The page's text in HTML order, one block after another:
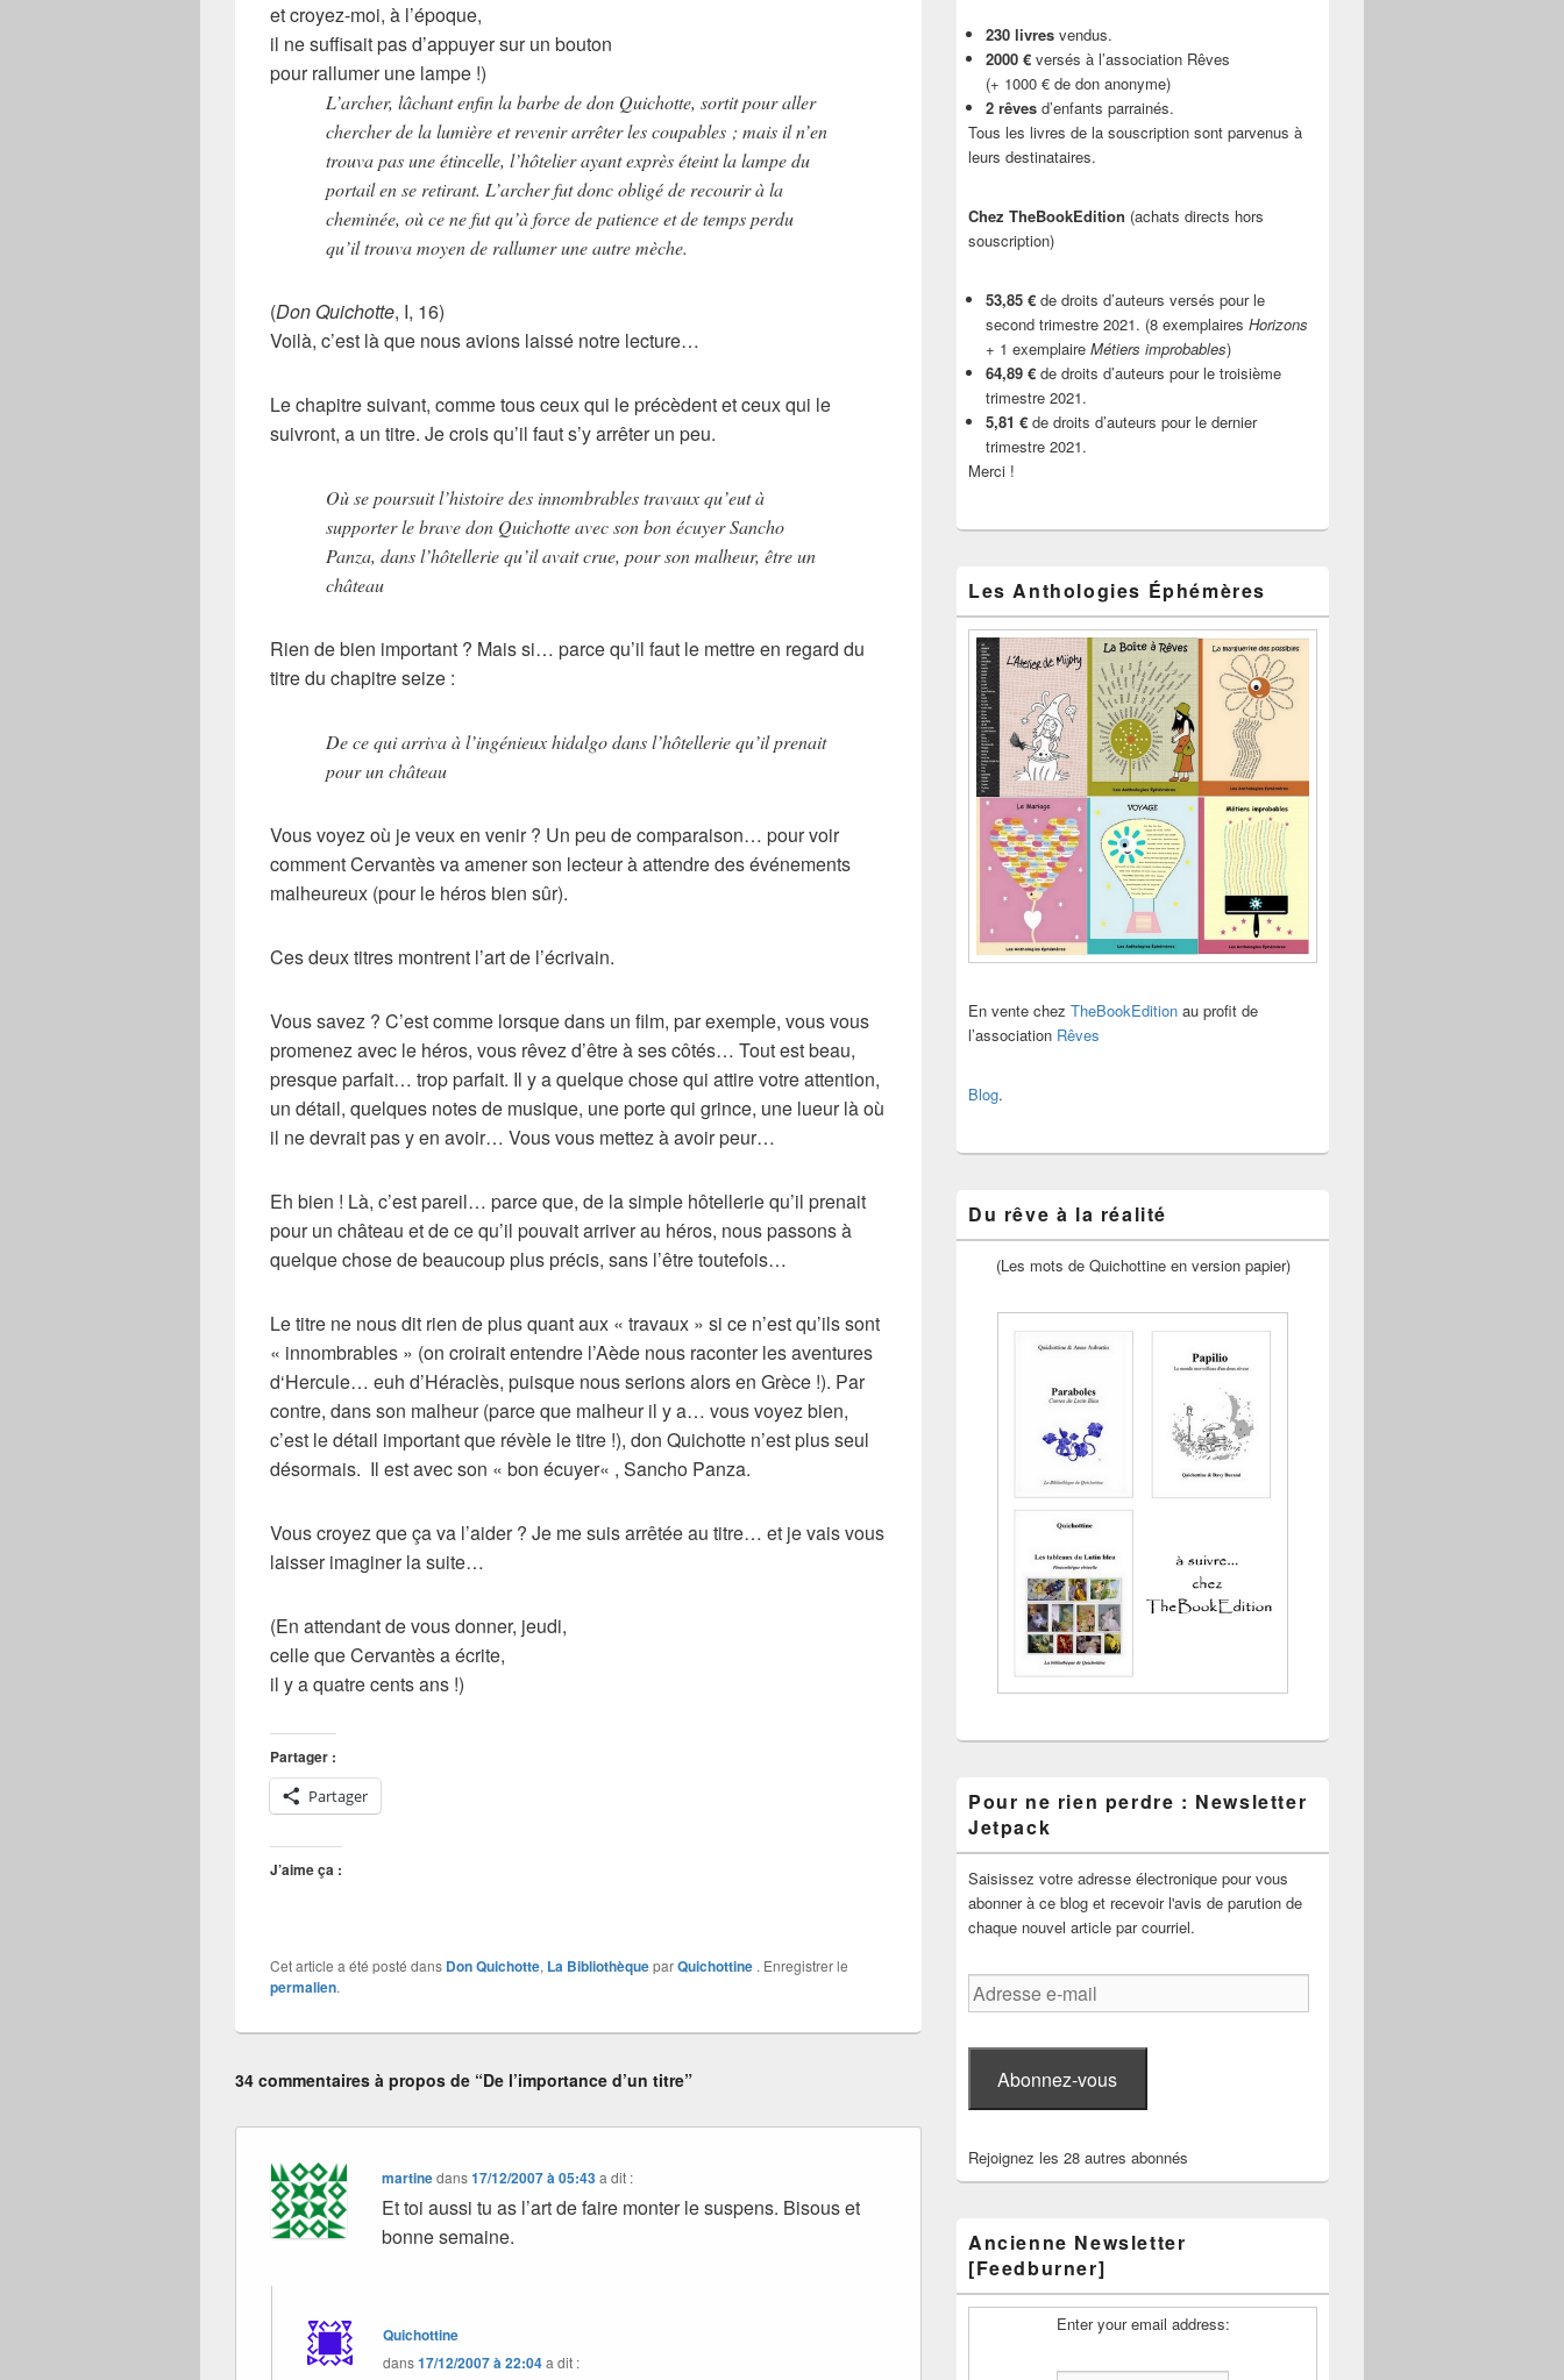
et croyez-moi, à l’époque,
il ne suffisait pas d’appuyer sur un bouton
pour rallumer une lampe !)
L’archer, lâchant enfin la barbe de don Quichotte, sortit pour aller
chercher de la lumière et revenir arrêter les coupables ; mais il n’en
trouva pas une étincelle, l’hôtelier ayant exprès éteint la lampe du
portail en se retirant. L’archer fut donc obligé de recourir à la
cheminée, où ce ne fut qu’à force de patience et de temps perdu
qu’il trouva moyen de rallumer une autre mèche.
(Don Quichotte, I, 16)
Voilà, c’est là que nous avions laissé notre lecture…
Le chapitre suivant, comme tous ceux qui le précèdent et ceux qui le
suivront, a un titre. Je crois qu’il faut s’y arrêter un peu.
Où se poursuit l’histoire des innombrables travaux qu’eut à
supporter le brave don Quichotte avec son bon écuyer Sancho
Panza, dans l’hôtellerie qu’il avait crue, pour son malheur, être un
château
Rien de bien important ? Mais si… parce qu’il faut le mettre en regard du
titredu chapitre seize :
De ce qui arriva à l’ingénieux hidalgo dans l’hôtellerie qu’il prenait
pour un château
Vous voyez où je veux en venir ? Un peu decomparaison… pour voir
commentCervantèsva amener son lecteur à attendre des événements
malheureux (pour le héros bien sûr).
Ces deuxtitres montrent l’artde l’écrivain.
Vous savez ? C’est comme lorsque dans un film, par exemple, vous vous
promenez avec le héros, vous rêvez d’être à ses côtés… Tout est beau,
presque parfait… tropparfait. Il y a quelque chose qui attire votre attention,
un détail, quelques notes de musique, une porte qui grince, une lueur là où
il ne devrait pas y en avoir… Vous vous mettez à avoirpeur…
Eh bien ! Là, c’est pareil… parce que, de la simple hôtelleriequ’il prenait
pour un château et de ce qu’il pouvait arriver au héros, nous passons à
quelque chose de beaucoup plus précis, sans l’être toutefois…
Le titre ne nous dit rien de plus quant aux « travaux » si ce n’est qu’ils sont
« innombrables » (on croirait entendre l’Aède nous raconter les aventures
d‘Hercule… euh d’Héraclès, puisque nous serions alors en Grèce !). Par
contre, dans son malheur(parce que malheur il y a… vous voyez bien,
c’est le détail important que révèle le titre !), don Quichotte n’est plus seul
désormais. Il est avec son « bon écuyer« , Sancho Panza.
Vous croyez que ça va l’aider ? Je me suis arrêtée au titre… et je vais vous
laisser imaginer la suite…
(En attendant de vous donner, jeudi,
celle queCervantèsa écrite,
il y a quatre cents ans !)
Partager :
Partager
J’aime ça :
Cet article a été posté dans Don Quichotte, La BibliothèqueparQuichottine . Enregistrer le
permalien.
34 commentaires à propos de “De l’importance d’un titre”
martinedans17/12/2007 à 05:43a dit :
Et toi aussi tu as l’art de faire monter le suspens. Bisous et
bonne semaine.
Quichottine
dans17/12/2007 à 22:04a dit :
230 livres vendus.
2000 € versés à l’association Rêves
(+ 1000 € de don anonyme)
2 rêves d’enfants parrainés.
Tous les livres de la souscription sont parvenus à
leurs destinataires.
Chez TheBookEdition (achats directs hors
souscription)
53,85 € de droits d’auteurs versés pour le
second trimestre 2021. (8 exemplaires Horizons
+ 1 exemplaire Métiers improbables)
64,89 € de droits d’auteurs pour le troisième
trimestre 2021.
5,81 € de droits d’auteurs pour le dernier
trimestre 2021.
Merci !
Les Anthologies Éphémères
En vente chez TheBookEdition au profit de
l’association Rêves
Blog.
Du rêve à la réalité
(Les mots de Quichottine en version papier)
Pour ne rien perdre : Newsletter
Jetpack
Saisissez votre adresse électronique pour vous
abonner à ce blog et recevoir l'avis de parution de
chaque nouvel article par courriel.
Adresse
e-
Abonnez-vous
Rejoignez les 28 autres abonnés
Ancienne Newsletter
[Feedburner]
Enter your email address: